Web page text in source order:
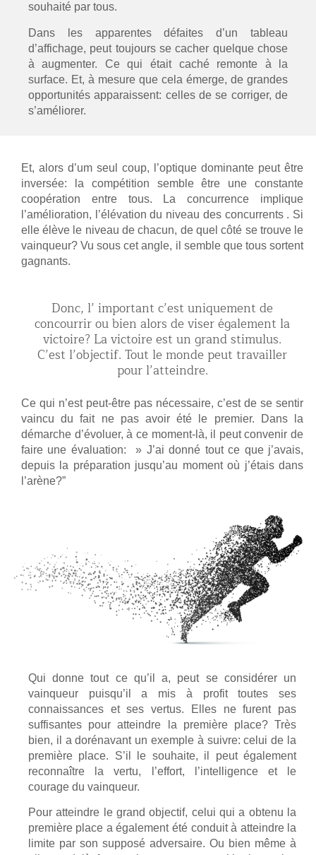
souhaité par tous.
Dans les apparentes défaites d’un tableau
d’affichage, peut toujours se cacher quelque chose
à augmenter. Ce qui était caché remonte à la
surface. Et, à mesure que cela émerge, de grandes
opportunités apparaissent: celles de se corriger, de
s’améliorer.
Et, alors d’um seul coup, l’optique dominante peut être
inversée: la compétition semble être une constante
coopération entre tous. La concurrence implique
l’amélioration, l’élévation du niveau des concurrents . Si
elle élève le niveau de chacun, de quel côté se trouve le
vainqueur?Vu sous cet angle, il semble que tous sortent
gagnants.
Donc, l’ important c’est uniquement de
concourrir ou bien alors de viser également la
victoire? La victoire est un grand stimulus.
C’est l’objectif. Tout le monde peut travailler
pour l’atteindre.
Ce qui n’est peut-être pas nécessaire, c’est de se sentir
vaincu du fait ne pas avoir été le premier. Dans la
démarche d’évoluer, à ce moment-là, il peut convenir de
faire une évaluation: » J’ai donné tout ce que j’avais,
depuis la préparation jusqu’au moment où j’étais dans
l’arène?”
Qui donne tout ce qu’il a, peut se considérer un
vainqueur puisqu’il a mis à profit toutes ses
connaissances et ses vertus. Elles ne furent pas
suffisantes pour atteindre la première place? Très
bien, il a dorénavant un exemple à suivre: celui de la
première place. S’il le souhaite, il peut également
reconnaître la vertu, l’effort, l’intelligence et le
courage du vainqueur.
Pour atteindre le grand objectif, celui qui a obtenu la
première place a également été conduit à atteindre la
limite par son supposé adversaire.Ou bien même à